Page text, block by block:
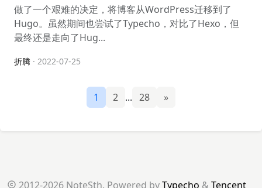
做了一个艰难的决定，将博客从WordPress迁移到了
Hugo。虽然期间也尝试了Typecho，对比了Hexo，但
最终还是走向了Hug...
折腾 · 2022-07-25
1 2 ... 28 »
2012-2026 NoteSth. Powered byTypecho & Tencent